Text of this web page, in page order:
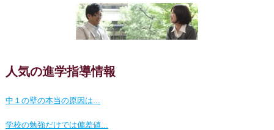
人気の進学指導情報
中１の壁の本当の原因は...
学校の勉強だけでは偏差値...